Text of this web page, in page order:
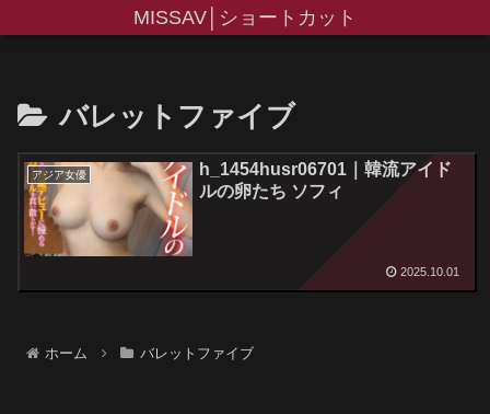
MISSAV│ショートカット
バレットファイブ
アジア女優
h_1454husr06701｜韓流アイド
ルの卵たち ソフィ
2025.10.01
ホーム バレットファイブ